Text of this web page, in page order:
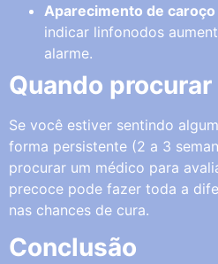
Aparecimento de
indicar linfonodos
alarme.
Quando
Se você estiver sentindo
forma persistente (2 a 3
procurar um médico para
precoce pode fazer toda a
nas chances de cura.
Conclusão